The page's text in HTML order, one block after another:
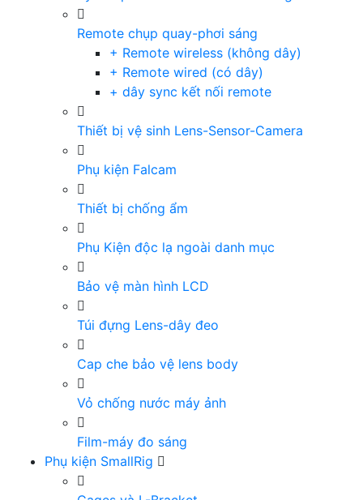
Remote chụp quay-phơi sáng
+ Remote wireless (không dây)
+ Remote wired (có dây)
+ dây sync kết nối remote
Thiết bị vệ sinh Lens-Sensor-Camera
Phụ kiện Falcam
Thiết bị chống ẩm
Phụ Kiện độc lạ ngoài danh mục
Bảo vệ màn hình LCD
Túi đựng Lens-dây đeo
Cap che bảo vệ lens body
Vỏ chống nước máy ảnh
Film-máy đo sáng
Phụ kiện SmallRig